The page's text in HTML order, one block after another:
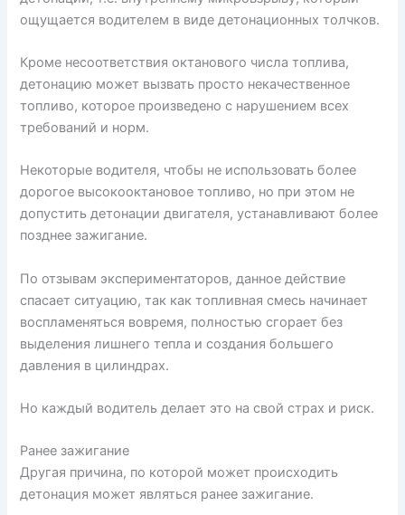
ощущается водителем в виде детонационных толчков.
Кроме несоответствия октанового числа топлива,
детонацию может вызвать просто некачественное
топливо, которое произведено с нарушением всех
требований и норм.
Некоторые водителя, чтобы не использовать более
дорогое высокооктановое топливо, но при этом не
допустить детонации двигателя, устанавливают более
позднее зажигание.
По отзывам экспериментаторов, данное действие
спасает ситуацию, так как топливная смесь начинает
воспламеняться вовремя, полностью сгорает без
выделения лишнего тепла и создания большего
давления в цилиндрах.
Но каждый водитель делает это на свой страх и риск.
Ранее зажигание
Другая причина, по которой может происходить
детонация может являться ранее зажигание.